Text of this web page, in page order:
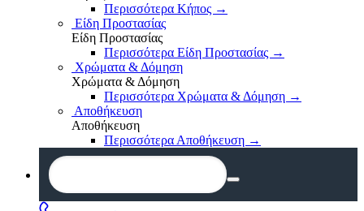
Περισσότερα Κήπος →
Είδη Προστασίας
Είδη Προστασίας
Περισσότερα Είδη Προστασίας →
Χρώματα & Δόμηση
Χρώματα & Δόμηση
Περισσότερα Χρώματα & Δόμηση →
Αποθήκευση
Αποθήκευση
Περισσότερα Αποθήκευση →